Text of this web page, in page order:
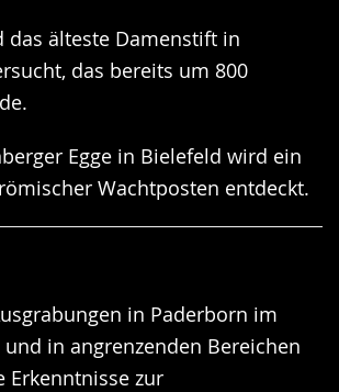
das älteste Damenstift in
das bereits um 800
Egge in Bielefeld wird ein
Wachtposten entdeckt.
in Paderborn im
in angrenzenden Bereichen
Erkenntnisse zur